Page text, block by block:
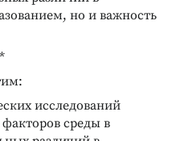
но и важность
исследований
среды в